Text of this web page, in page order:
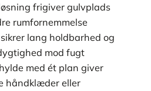
frigiver gulvplads
rumfornemmelse
lang holdbarhed og
mod fugt
med ét plan giver
håndklæder eller